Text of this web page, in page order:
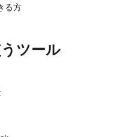
る方
ツール